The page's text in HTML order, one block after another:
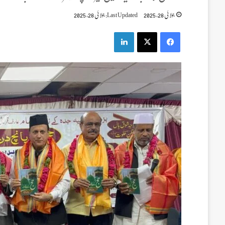
جولائی 28, 2025 Last Updated: جولائی 28, 2025
Facebook
X
LinkedIn